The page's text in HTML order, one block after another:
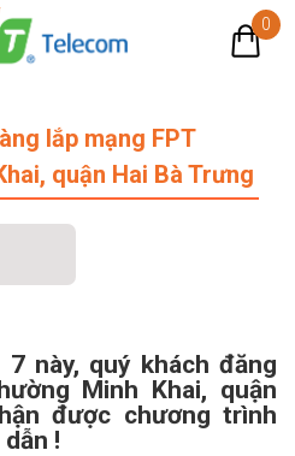
0
lắp mạng FPT
quận Hai Bà Trưng
này, quý khách đăng
Minh Khai, quận
được chương trình
!